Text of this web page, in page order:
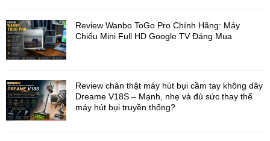
nguồn nước, tự động cấp nước sạch và xả nước bẩn sau mỗi
lần dọn, hỗ trợgiặt giẻ bằng nước nóng 100°C, diệt khuẩn
99.99%.
Công nghệ Roborock SmartPlan 3.0 + DirTect AI
Nhận diện loại phòng và thói quen dọn dẹp
Tự động điều chỉnh lực hút & chế độ lau phù hợp
Nhận diện vết bẩn bằng AI để tối ưu chiến lược làm
Review Wanbo ToGo Pro Chính Hãng: Máy
Chiếu Mini Full HD Google TV Đáng Mua
Review chân thật máy hút bụi cầm tay không dây
Dreame V18S – Mạnh, nhẹ và đủ sức thay thế
máy hút bụi truyền thống?